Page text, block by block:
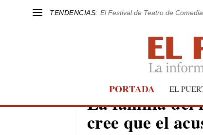
TENDENCIAS: El Festival de Teatro de
PORTADA EL
HUELVA
La familia del
cree que el